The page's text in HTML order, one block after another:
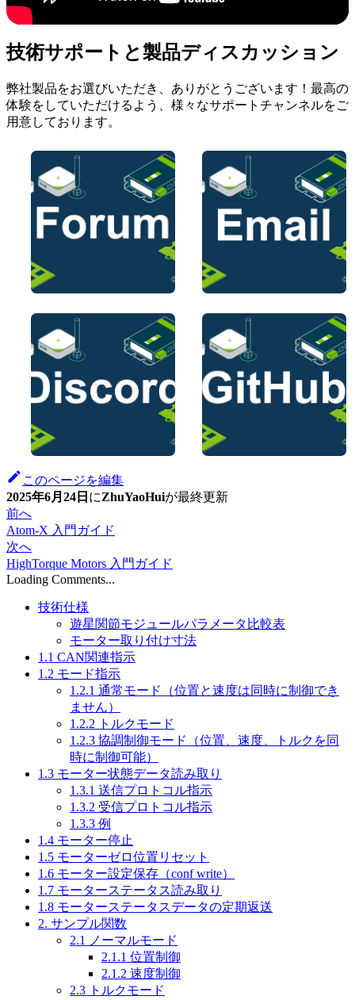
技術サポートと製品ディスカッション
弊社製品をお選びいただき、ありがとうございます！最高の
体験をしていただけるよう、様々なサポートチャンネルをご
用意しております。
このページを編集
2025年6月24日 にZhuYaoHuiが最終更新
前へ
Atom-X 入門ガイド
次へ
HighTorque Motors 入門ガイド
Loading Comments...
技術仕様
遊星関節モジュールパラメータ比較表
モーター取り付け寸法
1.1 CAN関連指示
1.2 モード指示
1.2.1 通常モード（位置と速度は同時に制御でき
ません）
1.2.2 トルクモード
1.2.3 協調制御モード（位置、速度、トルクを同
時に制御可能）
1.3 モーター状態データ読み取り
1.3.1 送信プロトコル指示
1.3.2 受信プロトコル指示
1.3.3 例
1.4 モーター停止
1.5 モーターゼロ位置リセット
1.6 モーター設定保存（conf write）
1.7 モーターステータス読み取り
1.8 モーターステータスデータの定期返送
2. サンプル関数
2.1 ノーマルモード
2.1.1 位置制御
2.1.2 速度制御
2.3 トルクモード